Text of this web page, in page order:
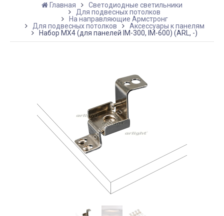
Главная
Светодиодные светильники
Для подвесных потолков
На направляющие Армстронг
Для подвесных потолков
Аксессуары к панелям
Набор MX4 (для панелей IM-300, IM-600) (ARL, -)